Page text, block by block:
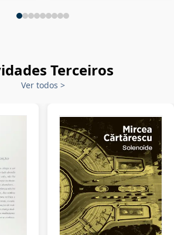
Terceiros
Ver todos >